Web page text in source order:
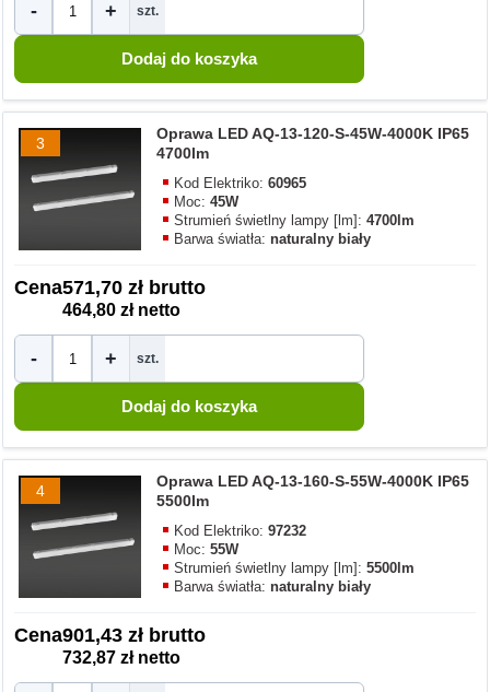
- + szt.
3
Oprawa LED AQ-13-120-S-45W-4000K IP65
4700lm
Kod Elektriko:60965
Moc:45W
Strumień świetlny lampy [lm]:4700lm
Barwa światła:naturalny biały
Cena571,70 zł brutto
464,80 zł netto
- + szt.
4
Oprawa LED AQ-13-160-S-55W-4000K IP65
5500lm
Kod Elektriko:97232
Moc:55W
Strumień świetlny lampy [lm]:5500lm
Barwa światła:naturalny biały
Cena901,43 zł brutto
732,87 zł netto